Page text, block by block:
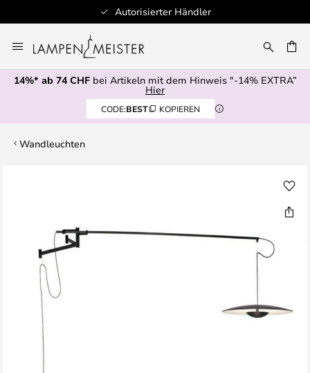
Autorisierter Händler
Inhalt
springen
14%* ab 74 CHFbei Artikeln mit dem Hinweis "-14% EXTRA”
Hier
CODE:BEST KOPIEREN
Wandleuchten